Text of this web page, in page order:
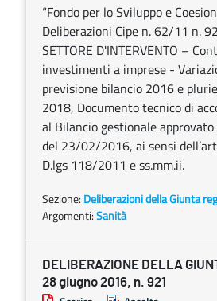
“Fondo per lo Sviluppo e
Deliberazioni Cipe n. 62/11 n.
SETTORE D'INTERVENTO –
investimenti a imprese -
previsione bilancio 2016 e
2018, Documento tecnico di
al Bilancio gestionale approvato
del 23/02/2016, ai sensi
D.lgs 118/2011 e ss.mm.ii.
Sezione: Deliberazioni della Giunta
Argomenti:Sanità
DELIBERAZIONE DELLA
28 giugno 2016, n. 921